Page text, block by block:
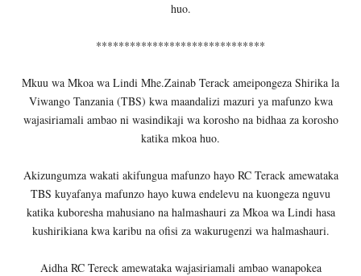
huo.
******************************
Mkuu wa Mkoa wa Lindi Mhe.Zainab Terack ameipongeza Shirika la
Viwango Tanzania (TBS) kwa maandalizi mazuri ya mafunzo kwa
wajasiriamali ambao ni wasindikaji wa korosho na bidhaa za korosho
katika mkoa huo.
Akizungumza wakati akifungua mafunzo hayo RC Terack amewataka
TBS kuyafanya mafunzo hayo kuwa endelevu na kuongeza nguvu
katika kuboresha mahusiano na halmashauri za Mkoa wa Lindi hasa
kushirikiana kwa karibu na ofisi za wakurugenzi wa halmashauri.
Aidha RC Tereck amewataka wajasiriamali ambao wanapokea